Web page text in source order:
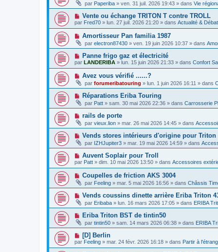
u
v
a
u
m
e
s
s
a
g
e
par Paperiba » ven. 31 juil. 2026 19:43 » dans Vie
N
o
u
e
a
u
m
e
s
a
g
e
Vente ou échange TRITON T contre TROLL
par Fred70 » lun. 27 juil. 2026 21:20 » dans Actualité &
N
u
v
e
a
u
m
e
s
s
a
g
e
Amortisseur Pan familia 1987
par electron87430 » ven. 19 juin 2026 10:37 » dans
N
o
u
e
a
u
m
e
s
a
g
e
Panne frigo gaz et électricité
par LANDERIBA » lun. 15 juin 2026 21:33 » dans Confort
N
u
v
e
a
u
m
e
s
s
g
e
Avez vous vérifié ......?
par forumeribatouring » lun. 1 juin 2026 16:11 » dans
N
u
e
a
u
m
e
s
a
g
e
Réparations Eriba Touring
par Patt » sam. 30 mai 2026 22:36 » dans Carrosserie
N
u
v
a
u
m
e
s
s
a
g
e
rails de porte
par vieux.lion » mar. 26 mai 2026 14:45 » dans
N
u
e
a
u
m
e
s
s
g
e
Vends stores intérieurs d'origine pour Triton
par IZHJupiter3 » mar. 19 mai 2026 14:59 » dans
N
o
u
e
a
u
m
e
s
s
a
g
e
Auvent Soplair pour Troll
par Patt » dim. 10 mai 2026 13:50 » dans Accessoires
N
u
v
a
u
m
e
s
s
a
g
e
Coupelles de friction AKS 3004
par Feeling » mar. 5 mai 2026 16:56 » dans Châssis
N
u
v
e
a
u
m
e
s
Vends coussins dinette arrière Eriba Triton
par Eribaba » lun. 16 mars 2026 17:05 » dans ERIBA
N
u
v
a
u
Eriba Triton BST de tintin50
par tintin50 » sam. 14 mars 2026 06:38 » dans ERIBA
N
o
u
[D] Berlin
par Feeling » mar. 24 févr. 2026 16:18 » dans Partir à